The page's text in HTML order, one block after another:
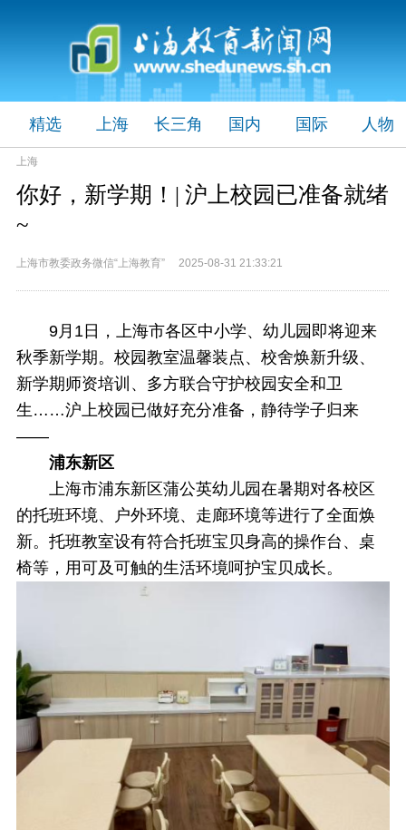
精选 上海 长三角 国内 国际 人物
上海
你好，新学期！| 沪上校园已准备就绪
~
上海市教委政务微信“上海教育” 2025-08-31 21:33:21
9月1日，上海市各区中小学、幼儿园即将迎来
秋季新学期。校园教室温馨装点、校舍焕新升级、
新学期师资培训、多方联合守护校园安全和卫
生……沪上校园已做好充分准备，静待学子归来
——
浦东新区
上海市浦东新区蒲公英幼儿园在暑期对各校区
的托班环境、户外环境、走廊环境等进行了全面焕
新。托班教室设有符合托班宝贝身高的操作台、桌
椅等，用可及可触的生活环境呵护宝贝成长。